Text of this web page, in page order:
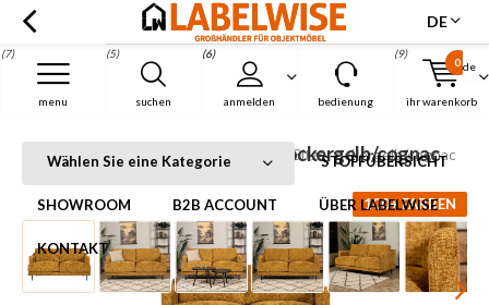
de
suchen
(5)
anmelden
(6)
menu
(7)
bedienung ihr warenkorb
0
(9)
Menu
DE
Wählen Sie eine Kategorie STOFFÜBERSICHT
SHOWROOM B2B ACCOUNT ÜBER LABELWISE
KONTAKT
Startseite Chenille Sofa Denver 2,5-Sitzer ockergelb/cognac
Chenille Sofa Denver 2,5-Sitzer ockergelb/cognac
100+ FARBEN